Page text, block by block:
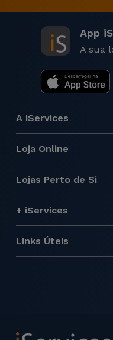
App
A sua
A iServices
Loja Online
Lojas Perto de Si
+ iServices
Links Úteis